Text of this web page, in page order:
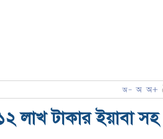
১২ লাখ টাকার ইয়াবা সহ